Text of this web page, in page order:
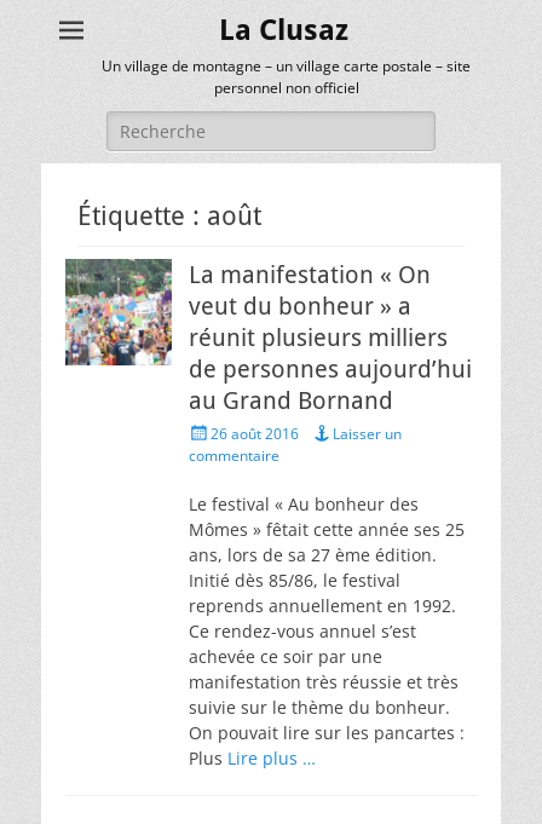
La Clusaz
Un village de montagne – un village carte postale – site
personnel non officiel
Rechercher :
Étiquette : août
La manifestation « On
veut du bonheur » a
réunit plusieurs milliers
de personnes aujourd’hui
au Grand Bornand
Posted
on
26 août 2016
Laisser un
commentaire
Le festival « Au bonheur des
Mômes » fêtait cette année ses 25
ans, lors de sa 27 ème édition.
Initié dès 85/86, le festival
reprends annuellement en 1992.
Ce rendez-vous annuel s’est
achevée ce soir par une
manifestation très réussie et très
suivie sur le thème du bonheur.
On pouvait lire sur les pancartes :
Plus Lire plus …